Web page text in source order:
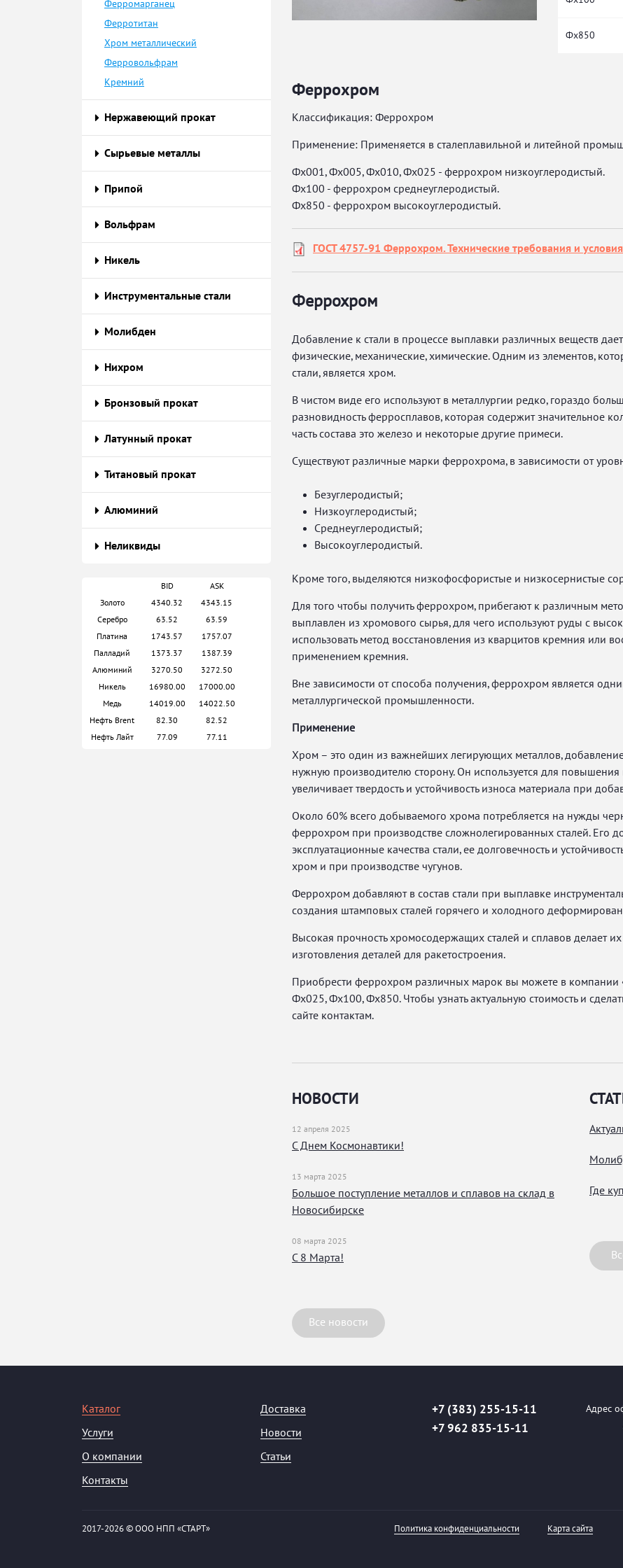
Ферромарганец
Ферротитан
Хром металлический
Ферровольфрам
Кремний
Нержавеющий прокат
Сырьевые металлы
Припой
Вольфрам
Никель
Инструментальные стали
Молибден
Нихром
Бронзовый прокат
Латунный прокат
Титановый прокат
Алюминий
Неликвиды
BID
ASK
Золото
4340.32
4343.15
Серебро
63.52
63.59
Платина
1743.57
1757.07
Палладий
1373.37
1387.39
Алюминий
3270.50
3272.50
Никель
16980.00
17000.00
Медь
14019.00
14022.50
Нефть Brent
82.30
82.52
Нефть Лайт
77.09 77.11
Фх850
Феррохром
Классификация: Феррохром
Применение: Применяется в сталеплавильной и литейной
Фх001, Фх005, Фх010, Фх025 - феррохром низкоуглеродистый.
Фх100 - феррохром среднеуглеродистый.
Фх850 - феррохром высокоуглеродистый.
ГОСТ 4757-91 Феррохром. Технические требования и
Феррохром
Добавление к стали в процессе выплавки различных веществ
физические, механические, химические. Одним из элементов,
стали, является хром.
В чистом виде его используют в металлургии редко, гораздо
разновидность ферросплавов, которая содержит значительное
часть состава это железо и некоторые другие примеси.
Существуют различные марки феррохрома, в зависимости от
Безуглеродистый;
Низкоуглеродистый;
Среднеуглеродистый;
Высокоуглеродистый.
Кроме того, выделяются низкофосфористые и низкосернистые
Для того чтобы получить феррохром, прибегают к различным
выплавлен из хромового сырья, для чего используют руды с
использовать метод восстановления из кварцитов кремния или
применением кремния.
Вне зависимости от способа получения, феррохром является
металлургической промышленности.
Применение
Хром – это один из важнейших легирующих металлов, добавление
нужную производителю сторону. Он используется для повышения
увеличивает твердость и устойчивость износа материала при
Около 60% всего добываемого хрома потребляется на нужды
феррохром при производстве сложнолегированных сталей. Его
эксплуатационные качества стали, ее долговечность и
хром и при производстве чугунов.
Феррохром добавляют в состав стали при выплавке
создания штамповых сталей горячего и холодного
Высокая прочность хромосодержащих сталей и сплавов делает
изготовления деталей для ракетостроения.
Приобрести феррохром различных марок вы можете в
Фх025, Фх100, Фх850. Чтобы узнать актуальную стоимость и
сайте контактам.
НОВОСТИ
12 апреля 2025
С Днем Космонавтики!
13 марта 2025
Большое поступление металлов и сплавов на склад в
Новосибирске
08 марта 2025
С 8 Марта!
Все новости
Где
Каталог
Услуги
О компании
Доставка
Новости
Статьи
Контакты
+7 (383) 255-15-11
+7 962 835-15-11
Адрес
2017-2026 © ООО НПП «СТАРТ» Политика конфиденциальности Карта сайта